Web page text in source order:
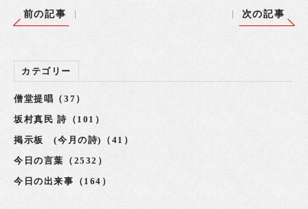
前の記事
次の記事
カテゴリー
僧堂提唱（37）
坂村真民 詩（101）
掲示板 (今月の詩)（41）
今日の言葉（2532）
今日の出来事（164）